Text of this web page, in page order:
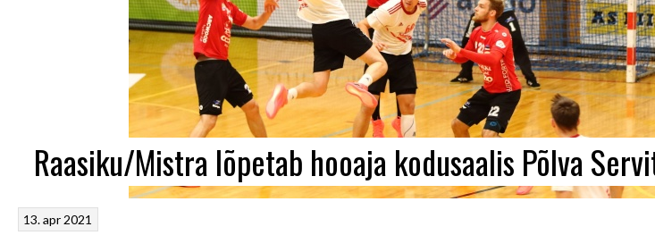
Raasiku/Mistra lõpetab hooaja kodusaalis Põlva
13. apr 2021